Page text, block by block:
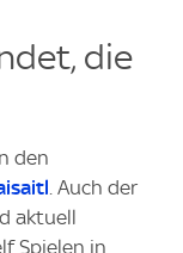
die
den
. Auch der
aktuell
Spielen in